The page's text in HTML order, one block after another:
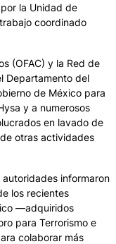
la Unidad de
coordinado
(OFAC) y la Red de
Departamento del
de México para
y a numerosos
en lavado de
otras actividades
informaron
los recientes
—adquiridos
para Terrorismo e
colaborar más